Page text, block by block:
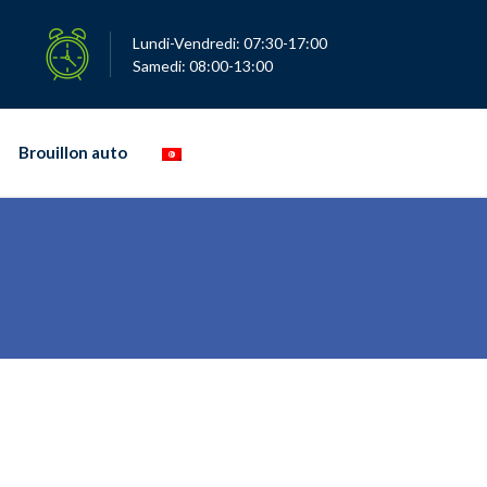
Lundi-Vendredi: 07:30-17:00
Samedi: 08:00-13:00
Brouillon auto